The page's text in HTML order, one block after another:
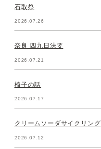
石取祭
2026.07.26
奈良 四九日法要
2026.07.21
椅子の話
2026.07.17
クリームソーダサイクリング
2026.07.12